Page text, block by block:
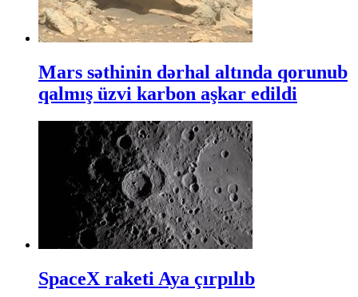
Mars səthinin dərhal altında qorunub
qalmış üzvi karbon aşkar edildi
SpaceX raketi Aya çırpılıb